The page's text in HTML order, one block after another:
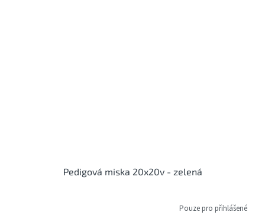
Pedigová miska 20x20v - zelená
Pouze pro přihlášené